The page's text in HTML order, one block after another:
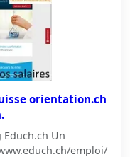
orientation.ch
Un
emploi/